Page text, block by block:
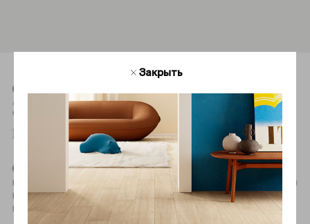
Создавайте вместе с нами
Здесь начинаются
ваши проекты
Откройте мир безграничных дизайнерских
возможностей! Скачайте текстуры коллекций Coliseum
в высоком разрешении для создания вдохновляющих
проектов вместе с нами.
Закрыть